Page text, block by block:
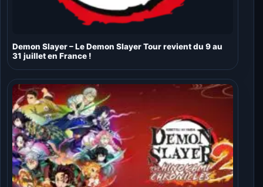
Demon Slayer – Le Demon Slayer Tour revient du 9 au
31 juillet en France !